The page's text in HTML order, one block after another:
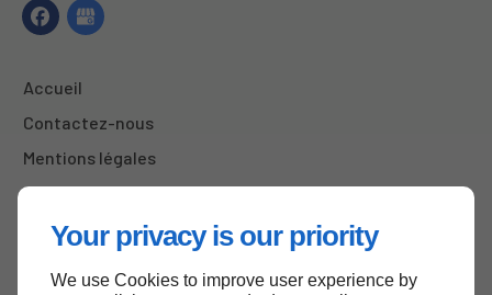
Your privacy is our priority
We use Cookies to improve user experience by
Accueil
Contactez-nous
Mentions légales
Plan du site
Haut de page